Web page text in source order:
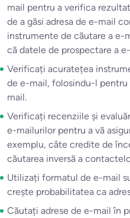
mail pentru a verifica
de a găsi adresa de e-mail
instrumente de căutare a e-
că datele de prospectare a
Verificați acuratețea
de e-mail, folosindu-l pentru
mail.
Verificați recenziile și
e-mailurilor pentru a vă
exemplu, câte credite de
căutarea inversă a
Utilizați formatul de e-mail
crește probabilitatea ca
Căutați adrese de e-mail în